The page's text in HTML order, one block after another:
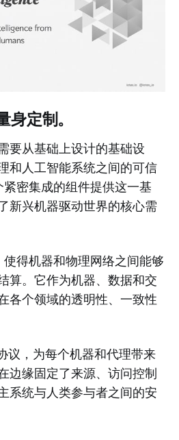
身定制。
要从基础上设计的基础设
和人工智能系统之间的可信
密集成的组件提供这一基
新兴机器驱动世界的核心需
使得机器和物理网络之间能够
算。它作为机器、数据和交
各个领域的透明性、一致性
议，为每个机器和代理带来
边缘固定了来源、访问控制
系统与人类参与者之间的安